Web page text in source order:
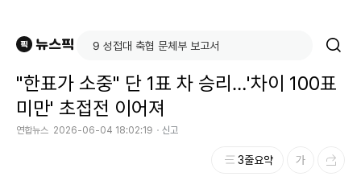
"한표가 소중" 단 1표 차 승리…'차이 100표
미만' 초접전 이어져
연합뉴스 2026-06-04 18:02:19 신고
3줄요약